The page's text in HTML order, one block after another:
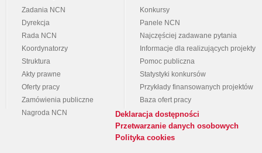
Zadania NCN
Dyrekcja
Rada NCN
Koordynatorzy
Struktura
Akty prawne
Oferty pracy
Zamówienia publiczne
Nagroda NCN
Konkursy
Panele NCN
Najczęściej zadawane pytania
Informacje dla realizujących projekty
Pomoc publiczna
Statystyki konkursów
Przykłady finansowanych projektów
Baza ofert pracy
Deklaracja dostępności
Przetwarzanie danych osobowych
Polityka cookies